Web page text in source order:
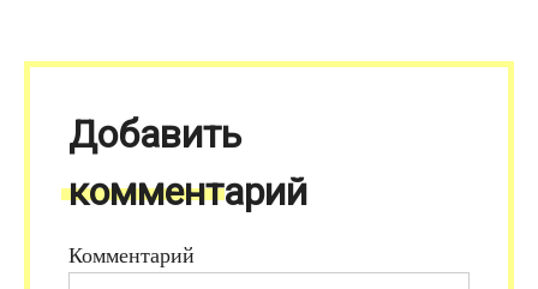
Добавить
комментарий
Комментарий